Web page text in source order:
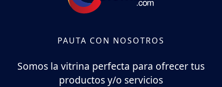
PAUTA CON NOSOTROS
Somos la vitrina perfecta para ofrecer tus
productos y/o servicios